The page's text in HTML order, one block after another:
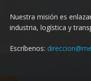
Nuestra misión es
industria, logística y
Escríbenos: